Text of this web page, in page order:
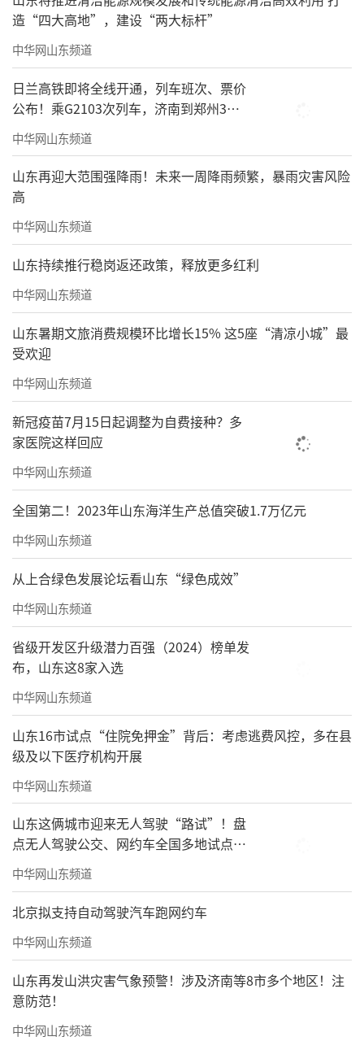
给站助威。
AI+5G技术支持生成跑者PB大片，跑完一
键生成AI短视频，共同见证荣耀时刻。
这次青马除了海尔的贴心守护，也离不开
所有医生、警察、安保和志愿者的全程守护，
一道道忙碌的身影筑牢赛场上每一道安全防
线。
造“四大高地”，建设“两大标杆”
中华网山东频道
日兰高铁即将全线开通，列车班次、票价
公布！乘G2103次列车，济南到郑州3小
时到达
中华网山东频道
山东再迎大范围强降雨！未来一周降雨频繁，暴雨灾害风险
高
中华网山东频道
山东持续推行稳岗返还政策，释放更多红利
中华网山东频道
山东暑期文旅消费规模环比增长15% 这5座“清凉小城”最
受欢迎
中华网山东频道
新冠疫苗7月15日起调整为自费接种？多
家医院这样回应
中华网山东频道
全国第二！2023年山东海洋生产总值突破1.7万亿元
中华网山东频道
从上合绿色发展论坛看山东“绿色成效”
中华网山东频道
省级开发区升级潜力百强（2024）榜单发
布，山东这8家入选
中华网山东频道
山东16市试点“住院免押金”背后：考虑逃费风控，多在县
级及以下医疗机构开展
中华网山东频道
山东这俩城市迎来无人驾驶“路试”！盘
点无人驾驶公交、网约车全国多地试点之
路
中华网山东频道
北京拟支持自动驾驶汽车跑网约车
中华网山东频道
山东再发山洪灾害气象预警！涉及济南等8市多个地区！注
意防范！
中华网山东频道